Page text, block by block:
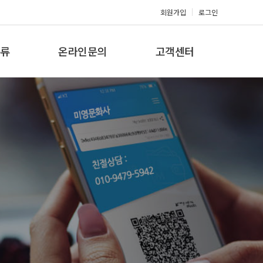
회원가입 로그인
온라인문의
견적문의
고객센터
공지사항
갤러리